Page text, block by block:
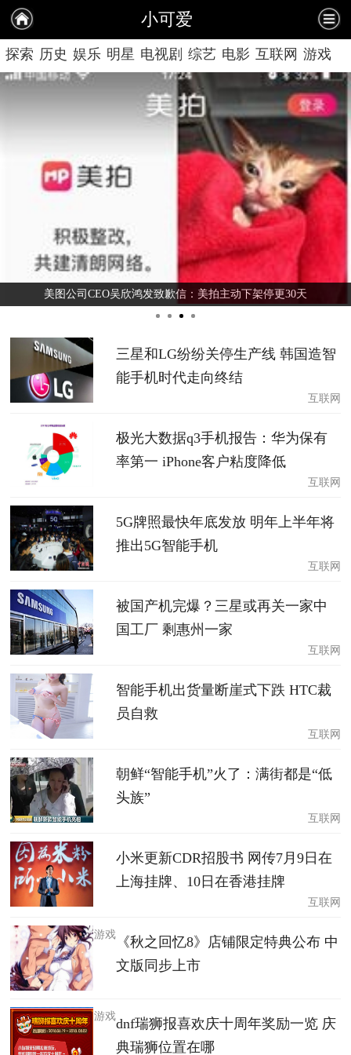
小可爱
探索 历史 娱乐 明星 电视剧 综艺 电影 互联网 游戏
情感 美女
美图公司CEO吴欣鸿发致歉信：美拍主动下架停更30天
三星和LG纷纷关停生产线 韩国造智
能手机时代走向终结
互联网
极光大数据q3手机报告：华为保有
率第一 iPhone客户粘度降低
互联网
5G牌照最快年底发放 明年上半年将
推出5G智能手机
互联网
被国产机完爆？三星或再关一家中
国工厂 剩惠州一家
互联网
智能手机出货量断崖式下跌 HTC裁
员自救
互联网
朝鲜“智能手机”火了：满街都是“低
头族”
互联网
小米更新CDR招股书 网传7月9日在
上海挂牌、10日在香港挂牌
互联网
《秋之回忆8》店铺限定特典公布 中
文版同步上市
游戏
dnf瑞狮报喜欢庆十周年奖励一览 庆
典瑞狮位置在哪
游戏